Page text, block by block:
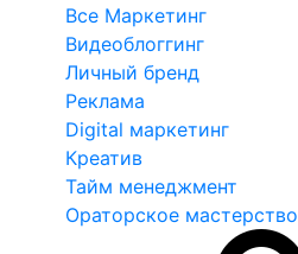
Все Маркетинг
Видеоблоггинг
Личный бренд
Реклама
Digital маркетинг
Креатив
Тайм менеджмент
Ораторское мастерство